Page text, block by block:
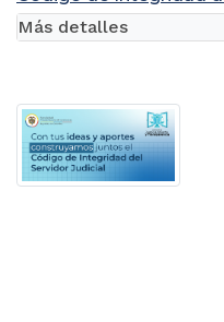
Más detalles